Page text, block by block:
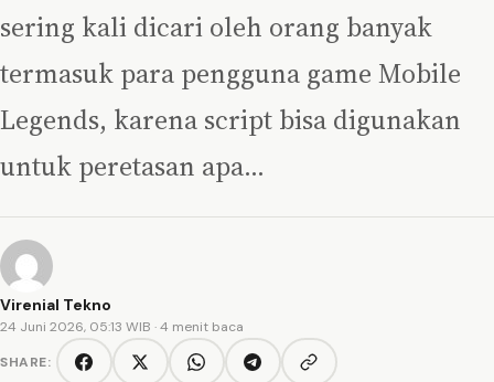
sering kali dicari oleh orang banyak
termasuk para pengguna game Mobile
Legends, karena script bisa digunakan
untuk peretasan apa…
Virenial Tekno
24 Juni 2026, 05:13 WIB · 4 menit baca
SHARE:
FacebookTwitter/XWhatsAppTelegramCopy link